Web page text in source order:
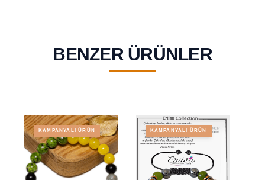
BENZER ÜRÜNLER
KAMPANYALI ÜRÜN KAMPANYALI ÜRÜN